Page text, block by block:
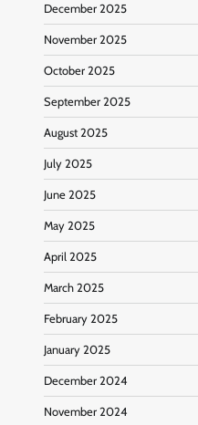
December 2025
November 2025
October 2025
September 2025
August 2025
July 2025
June 2025
May 2025
April 2025
March 2025
February 2025
January 2025
December 2024
November 2024